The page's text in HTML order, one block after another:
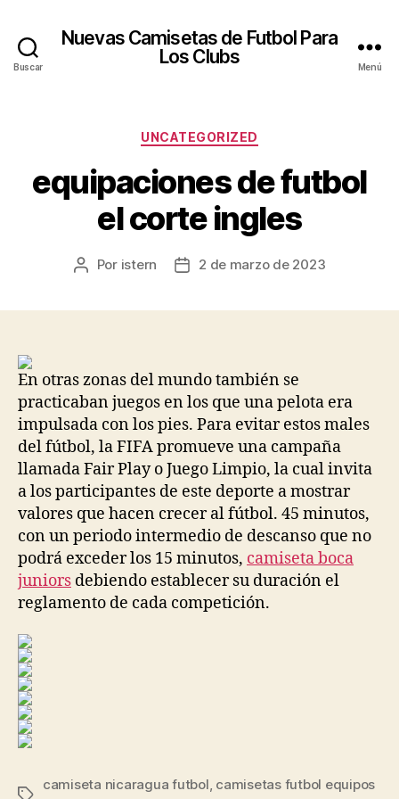
Buscar
Nuevas Camisetas de Futbol Para
Los Clubs
Menú
Categorías
UNCATEGORIZED
equipaciones de futbol
el corte ingles
Autor
Por istern
Fecha2 de marzo de 2023
En otras zonas del mundo también se
practicaban juegos en los que una pelota era
impulsada con los pies. Para evitar estos males
del fútbol, la FIFA promueve una campaña
llamada Fair Play o Juego Limpio, la cual invita
a los participantes de este deporte a mostrar
valores que hacen crecer al fútbol. 45 minutos,
con un periodo intermedio de descanso que no
podrá exceder los 15 minutos, camiseta boca
juniors debiendo establecer su duración el
reglamento de cada competición.
Etiquetas
camiseta nicaragua futbol, camisetas futbol equipos